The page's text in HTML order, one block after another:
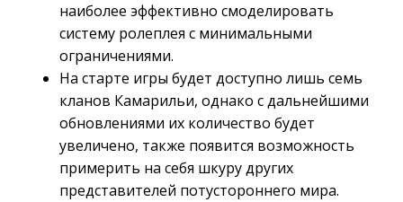
наиболее эффективно смоделировать
систему ролеплея с минимальными
ограничениями.
На старте игры будет доступно лишь семь
кланов Камарильи, однако с дальнейшими
обновлениями их количество будет
увеличено, также появится возможность
примерить на себя шкуру других
представителей потустороннего мира.